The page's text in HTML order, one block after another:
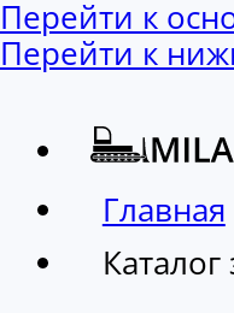
Перейти к
Перейти к
Главная
Каталог